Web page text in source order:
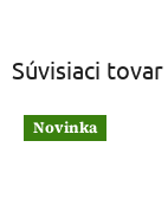
Súvisiaci tovar
Novinka